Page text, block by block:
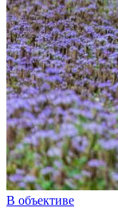
В объективе